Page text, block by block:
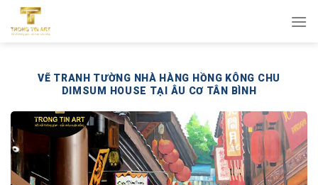
qua
VẼ TRANH TƯỜNG NHÀ HÀNG HỒNG KÔNG CHU
DIMSUM HOUSE TẠI ÂU CƠ TÂN BÌNH